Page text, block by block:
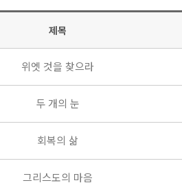
제목
위엣 것을 찾으라
두 개의 눈
회복의 삶
그리스도의 마음